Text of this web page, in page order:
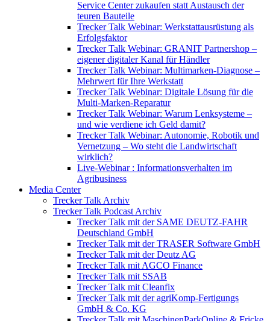
Service Center zukaufen statt Austausch der
teuren Bauteile
Trecker Talk Webinar: Werkstattausrüstung als
Erfolgsfaktor
Trecker Talk Webinar: GRANIT Partnershop –
eigener digitaler Kanal für Händler
Trecker Talk Webinar: Multimarken-Diagnose –
Mehrwert für Ihre Werkstatt
Trecker Talk Webinar: Digitale Lösung für die
Multi-Marken-Reparatur
Trecker Talk Webinar: Warum Lenksysteme –
und wie verdiene ich Geld damit?
Trecker Talk Webinar: Autonomie, Robotik und
Vernetzung – Wo steht die Landwirtschaft
wirklich?
Live-Webinar : Informationsverhalten im
Agribusiness
Media Center
Trecker Talk Archiv
Trecker Talk Podcast Archiv
Trecker Talk mit der SAME DEUTZ-FAHR
Deutschland GmbH
Trecker Talk mit der TRASER Software GmbH
Trecker Talk mit der Deutz AG
Trecker Talk mit AGCO Finance
Trecker Talk mit SSAB
Trecker Talk mit Cleanfix
Trecker Talk mit der agriKomp-Fertigungs
GmbH & Co. KG